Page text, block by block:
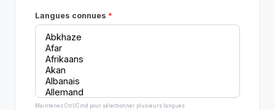
Langues connues
Maintenez Ctrl/Cmd pour sélectionner plusieurs langues